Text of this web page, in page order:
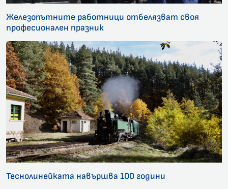
Железопътните работници отбелязват своя
професионален празник
Теснолинейката навършва 100 години